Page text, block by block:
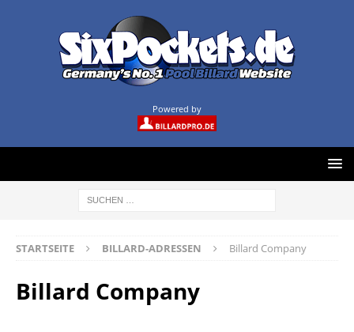
Powered by
STARTSEITE BILLARD-ADRESSEN Billard Company
Billard Company